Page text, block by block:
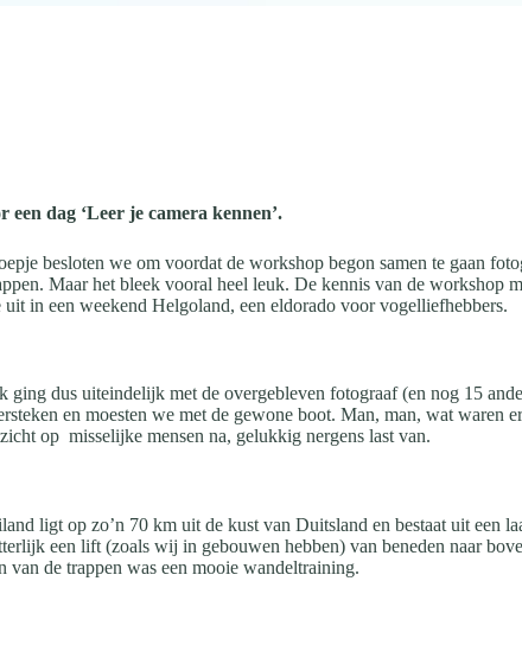
dag ‘Leer je camera kennen’.
besloten we om voordat de workshop begon samen te gaan
Maar het bleek vooral heel leuk. De kennis van de workshop
in een weekend Helgoland, een eldorado voor vogelliefhebbers.
dus uiteindelijk met de overgebleven fotograaf (en nog 15
en moesten we met de gewone boot. Man, man, wat waren
op misselijke mensen na, gelukkig nergens last van.
ligt op zo’n 70 km uit de kust van Duitsland en bestaat uit een
een lift (zoals wij in gebouwen hebben) van beneden naar
de trappen was een mooie wandeltraining.